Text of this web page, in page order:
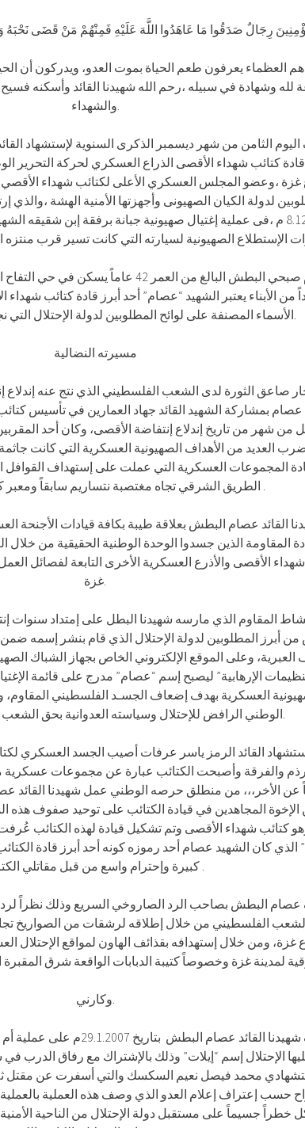
رِجَالٌ صَدَقُوا مَا عَاهَدُوا اللَّهَ عَلَيْهِ فَمِنْهُمْ مَنْ قَضَى نَحْبَهُ
العظماء يعرفون طعم الحياة بموت العدو، ويدركون أن
لله وشهادة في سبيله ،رحم الله شهيدنا القائد وأسكنه فسيح
الثامن من شهر ديسمبر الذكرى السنوية لإستشهاد
قادة كتائب شهداء الأقصى الذراع العسكري لحركة التحرير
،وعضو المجلس العسكري الأعلى لكتائب شهداء الأقصي
لدولة الكيان الصهيونى وأجهزتها الأمنية الهشة ،والذي
8.12.2011 م ،فى عملية إغتيال صهيونية جبانة برفقة إبن
عصام صبحي البطش البالغ من العمر 42
من الأبناء يعتبر الشهيد “عصام” أحد أبرز قادة كتائب
مسيرته النضالية
صاعق الثورة لدى الشعب الفلسطيني الذي نتج عنه إندلاع
عصام بمشاركة الشهيد القائد جهاد العمارين في تأسيس
من شهر من تاريخ إندلاع إنتفاضة الأقصى، وكان أحد
العديد من الأهداف الصهيونية العسكرية التي كانت
المجموعات العسكرية التي عملت على إستهداف القوافل
القائد عصام البطش بعلاقة طيبة بكافة قيادات الأجنحة
المقاومة الذين جسدوا الوحدة الوطنية الحقيقية من خلال
الأقصى والأذرع العسكرية الأخرى التابعة لفصائل
المقاوم الذي مارسه شهيدنا البطل على إمتداد سنوات
أبرز المطلوبين لدولة الإحتلال الذي قام بنشر إسمه
وعلى الموقع الإلكتروني الخاص بجهاز الشباك
الإرهابية” ليصبح إسم “عصام” مدرج على قائمة
العسكرية بهدف إضعاف الجسـد الفلسطيني المقاوم،
القائد الرمز ياسر عرفات أصيب الجسد العسكري
والفرقة وأصبحت الكتائب عبارة عن مجموعات عسكرية
المجاهدين في قيادة الكتائب على توحيد صفوف
وهو كتائب شهداء الأقصى وتم تشكيل قيادة لهذه الكتائب
الذي كان الشهيد عصام أحد رموزه كونه أحد أبرز قادة
كبيرة وإحترام واسع من قبل مقاتلي الكتائب .
البطش بصاحب الرد الصاروخي السريع وذلك نظراً لرده
الفلسطيني من خلال إطلاقه لرشقات من الصواريخ تجاه
غزة، ومن خلال إستهدافه بقذائف الهاون لمواقع الإحتلال
أشرف شهيدنا القائد عصام
الإحتلال إسم “إيلات” وذلك بالإشتراك مع رفاق الدرب
محمد فيصل نعيم السكسك والتي أسفرت عن مقتل
حسب إعتراف إعلام العدو الذي وصف هذه العملية بالعملية
خطراً جسيماً على مستقبل دولة الإحتلال من الناحية